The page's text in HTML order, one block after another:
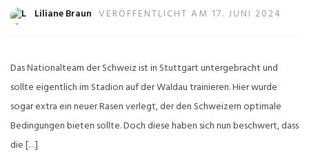
Liliane Braun VERÖFFENTLICHT AM 17. JUNI 2024
Das Nationalteam der Schweiz ist in Stuttgart untergebracht und
sollte eigentlich im Stadion auf der Waldau trainieren. Hier wurde
sogar extra ein neuer Rasen verlegt, der den Schweizern optimale
Bedingungen bieten sollte. Doch diese haben sich nun beschwert, dass
die […]